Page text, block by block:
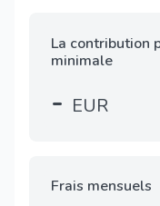
La contribution
minimale
- EUR
Frais mensuels